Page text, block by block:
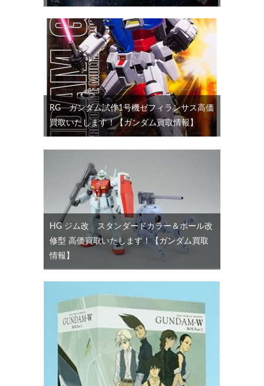
RG ガンダム試作1号機ゼフィランサス高価
買取いたします！【ガンダム買取情報】
HG ジム改 スタンダードカラー＆ボール改
修型 高価買取いたします！【ガンダム買取
情報】